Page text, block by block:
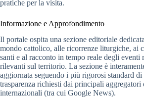
pratiche per la visita.
Informazione e Approfondimento
Il portale ospita una sezione editoriale
mondo cattolico, alle ricorrenze liturgiche, ai
santi e al racconto in tempo reale degli eventi
rilevanti sul territorio. La sezione è
aggiornata seguendo i più rigorosi standard di
trasparenza richiesti dai principali aggregatori
internazionali (tra cui Google News).